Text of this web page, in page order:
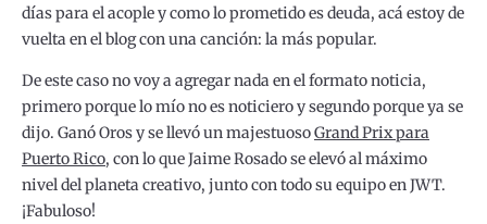
días para el acople y como lo prometido es deuda, acá estoy de
vuelta en el blog con una canción: la más popular.
De este caso no voy a agregar nada en el formato noticia,
primero porque lo mío no es noticiero y segundo porque ya se
dijo. Ganó Oros y se llevó un majestuosoGrand Prix para
Puerto Rico, con lo que Jaime Rosado se elevó al máximo
nivel del planeta creativo, junto con todo su equipo en JWT.
¡Fabuloso!